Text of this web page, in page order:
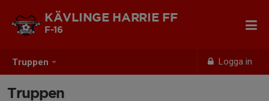
Truppen Logga in
KÄVLINGE HARRIE FF
F-16
Truppen